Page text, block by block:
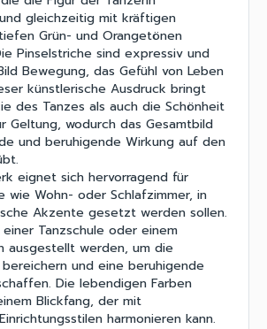
gleichzeitig mit kräftigen
Grün- und Orangetönen
Pinselstriche sind expressiv und
Bewegung, das Gefühl von Leben
künstlerische Ausdruck bringt
des Tanzes als auch die Schönheit
Geltung, wodurch das Gesamtbild
und beruhigende Wirkung auf den
eignet sich hervorragend für
wie Wohn- oder Schlafzimmer, in
Akzente gesetzt werden sollen.
einer Tanzschule oder einem
ausgestellt werden, um die
und eine beruhigende
Die lebendigen Farben
Blickfang, der mit
harmonieren kann.